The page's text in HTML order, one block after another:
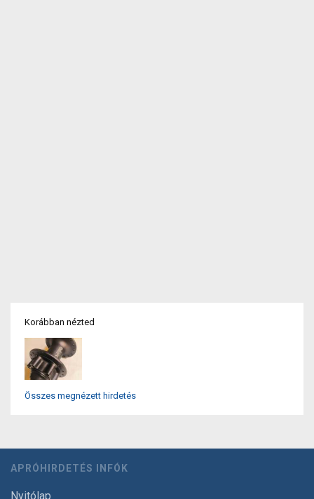
Korábban nézted
Összes megnézett hirdetés
APRÓHIRDETÉS INFÓK
Nyitólap